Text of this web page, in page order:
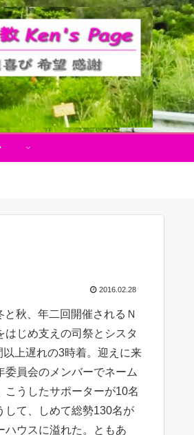
2016.02.28
秋、年二回開催されるＮ
じめ支えの司祭とシスタ
上遅れの3時着。迎えに来
員会のメンバーでネーム
こうしたサポーターが10名
して、しめて総勢130名が
ハウスに溢れた。ともあ